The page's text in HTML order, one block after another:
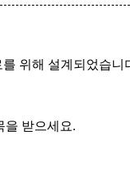
위해 설계되었습니
을 받으세요.